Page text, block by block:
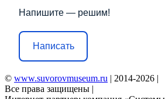
Напишите — решим!
Написать
© www.suvorovmuseum.ru | 2014-2026 |
Все права защищены |